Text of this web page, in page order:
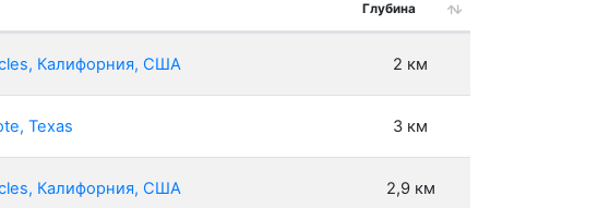
Глубина
Калифорния, США 2 км
Texas 3 км
Калифорния, США 2,9 км